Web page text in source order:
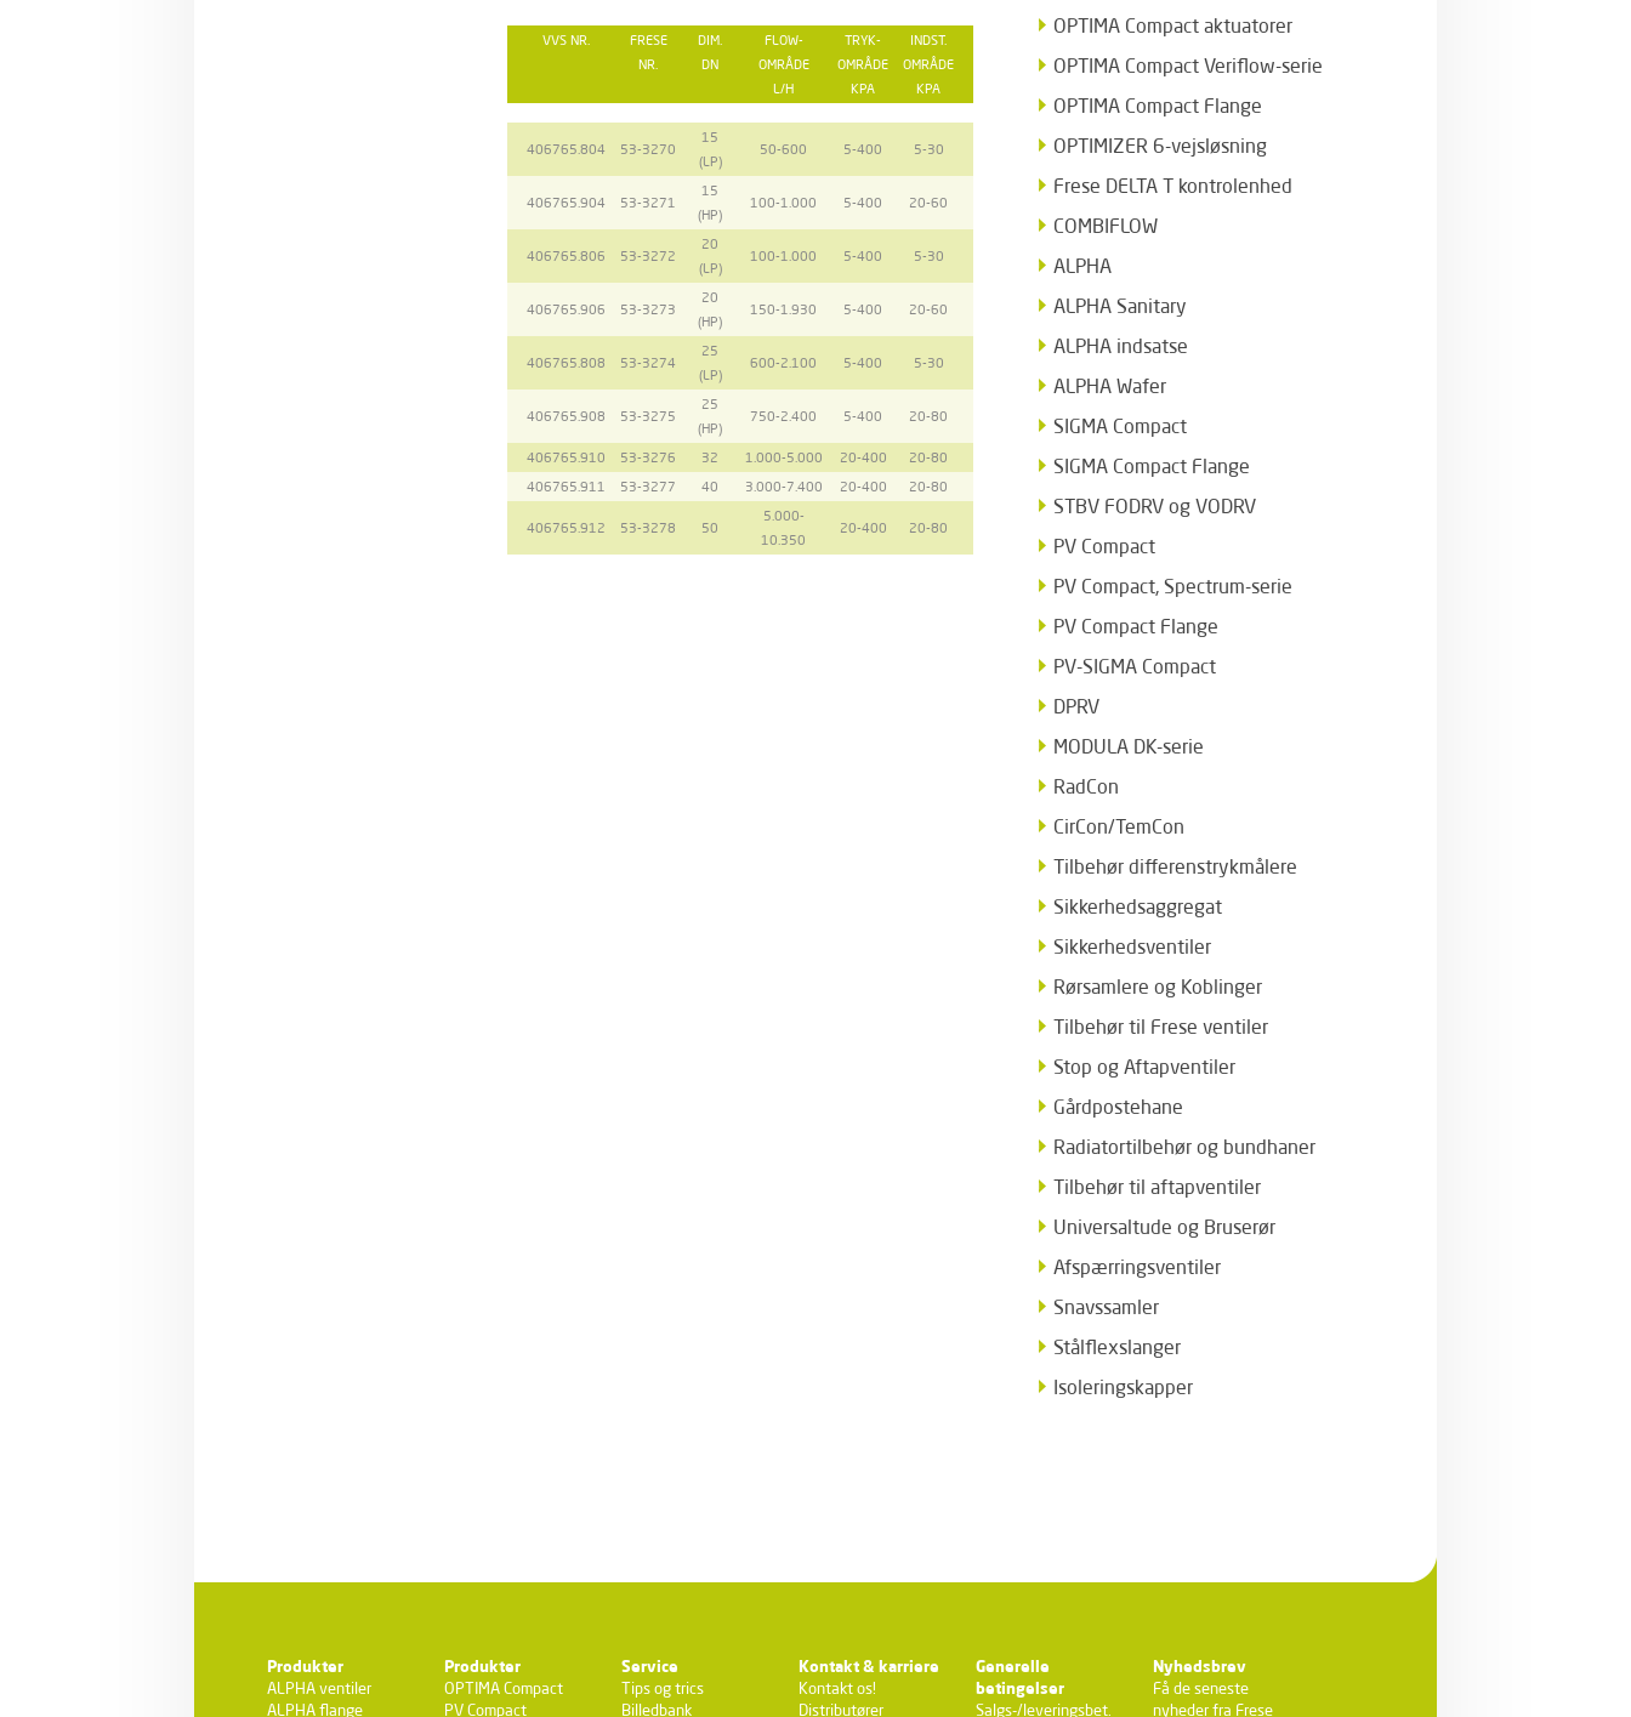
VVS NR.
FRESE
NR.
DIM.
DN
FLOW-
OMRÅDE
L/H
TRYK-
OMRÅDE
KPA
INDST.
OMRÅDE
KPA
406765.804 53-3270
15
(LP)
50-600 5-400 5-30
406765.904 53-3271
15
(HP)
100-1.000 5-400 20-60
406765.806 53-3272
20
(LP)
100-1.000 5-400 5-30
406765.906 53-3273
20
(HP)
150-1.930 5-400 20-60
406765.808 53-3274
25
(LP)
600-2.100 5-400 5-30
406765.908 53-3275
25
(HP)
750-2.400 5-400 20-80
406765.910 53-3276 32 1.000-5.000 20-400
20-80
406765.911
53-3277 40 3.000-7.400 20-400 20-80
406765.912 53-3278 50
5.000-
10.350
20-400 20-80
OPTIMA Compact aktuatorer
OPTIMA Compact Veriflow-serie
OPTIMA Compact Flange
OPTIMIZER 6-vejsløsning
Frese DELTA T kontrolenhed
COMBIFLOW
ALPHA
ALPHA Sanitary
ALPHA indsatse
ALPHA Wafer
SIGMA Compact
SIGMA Compact Flange
STBV FODRV og VODRV
PV Compact
PV Compact, Spectrum-serie
PV Compact Flange
PV-SIGMA Compact
DPRV
MODULA DK-serie
RadCon
CirCon/TemCon
Tilbehør differenstrykmålere
Sikkerhedsaggregat
Sikkerhedsventiler
Rørsamlere og Koblinger
Tilbehør til Frese ventiler
Stop og Aftapventiler
Gårdpostehane
Radiatortilbehør og bundhaner
Tilbehør til aftapventiler
Universaltude og Bruserør
Afspærringsventiler
Snavssamler
Stålflexslanger
Isoleringskapper
Produkter
ALPHA ventiler
ALPHA flange
Produkter
OPTIMA Compact
PV Compact
Service
Tips og trics
Billedbank
Kontakt & karriere
Kontakt os!
Distributører
Generelle
betingelser
Salgs-/leveringsbet.
Nyhedsbrev
Få de seneste
nyheder fra Frese